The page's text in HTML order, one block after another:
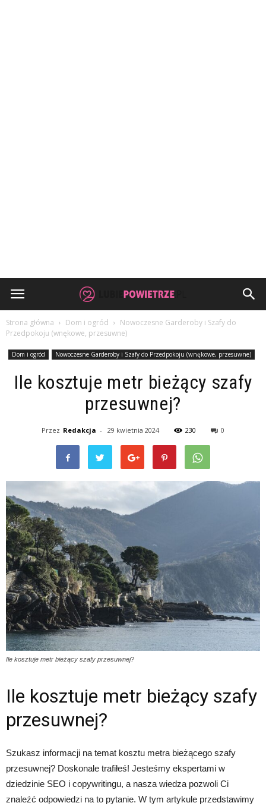
Strona główna Dom i ogród
Nowoczesne Garderoby i Szafy do
Przedpokoju (wnękowe, przesuwne)
Dom i ogród Nowoczesne Garderoby i Szafy do Przedpokoju (wnękowe, przesuwne)
Ile kosztuje metr bieżący szafy
przesuwnej?
Przez Redakcja - 29 kwietnia 2024 230 0
Ile kosztuje metr bieżący szafy przesuwnej?
Ile kosztuje metr bieżący szafy
przesuwnej?
Szukasz informacji na temat kosztu metra bieżącego szafy
przesuwnej? Doskonale trafiłeś! Jesteśmy ekspertami w
dziedzinie SEO i copywritingu, a nasza wiedza pozwoli Ci
znaleźć odpowiedzi na to pytanie. W tym artykule przedstawimy